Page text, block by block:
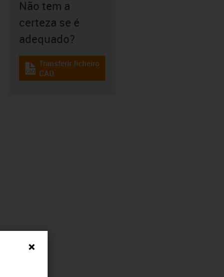
Não tem a
certeza se é
adequado?
igus-icon-cad-dateien
Transferir ficheiro
CAD